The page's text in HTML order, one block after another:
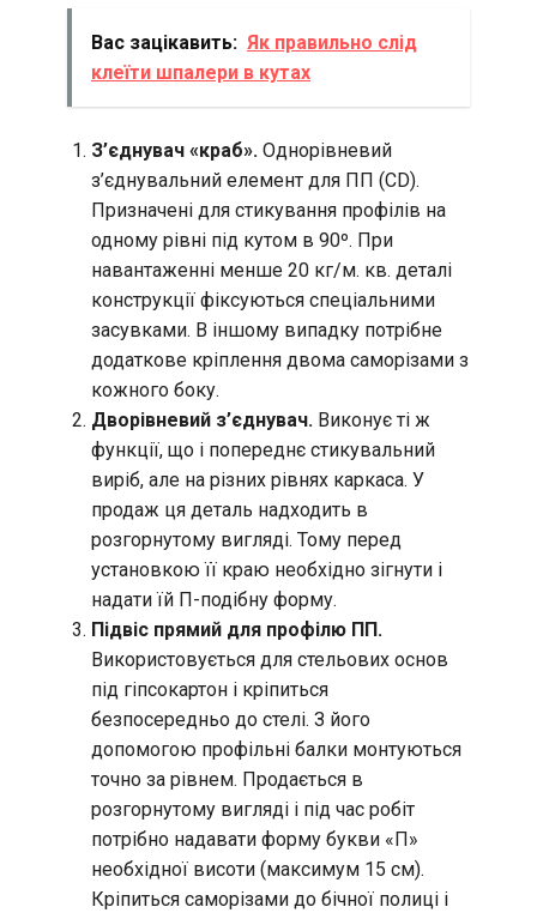
Вас зацікавить: Як правильно слід
клеїти шпалери в кутах
З’єднувач «краб». Однорівневий
з’єднувальний елемент для ПП (CD).
Призначені для стикування профілів на
одному рівні під кутом в 90º. При
навантаженні менше 20 кг/м. кв. деталі
конструкції фіксуються спеціальними
засувками. В іншому випадку потрібне
додаткове кріплення двома саморізами з
кожного боку.
Дворівневий з’єднувач. Виконує ті ж
функції, що і попереднє стикувальний
виріб, але на різних рівнях каркаса. У
продаж ця деталь надходить в
розгорнутому вигляді. Тому перед
установкою її краю необхідно зігнути і
надати їй П-подібну форму.
Підвіс прямий для профілю ПП.
Використовується для стельових основ
під гіпсокартон і кріпиться
безпосередньо до стелі. З його
допомогою профільні балки монтуються
точно за рівнем. Продається в
розгорнутому вигляді і під час робіт
потрібно надавати форму букви «П»
необхідної висоти (максимум 15 см).
Кріпиться саморізами до бічної полиці і